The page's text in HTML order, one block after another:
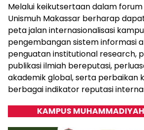
Melalui keikutsertaan dalam
Unismuh Makassar berharap
peta jalan internasionalisasi
pengembangan sistem informasi
penguatan institutional research,
publikasi ilmiah bereputasi,
akademik global, serta perbaikan
berbagai indikator reputasi
KAMPUS MUHAMMADIYAH